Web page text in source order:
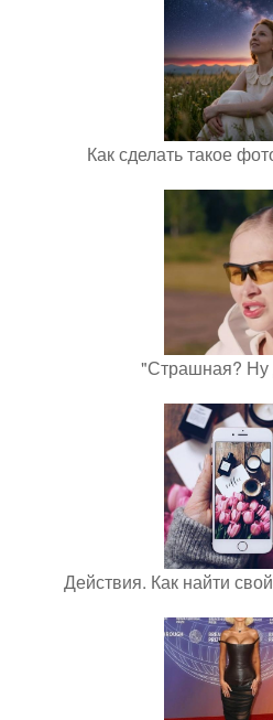
Как сделать такое
"Страшная? Ну
Действия. Как найти